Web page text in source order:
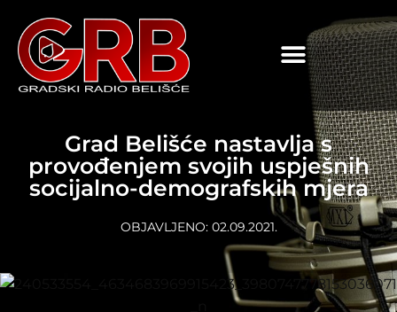
Grad Belišće nastavlja s
provođenjem svojih uspješnih
socijalno-demografskih mjera
OBJAVLJENO: 02.09.2021.